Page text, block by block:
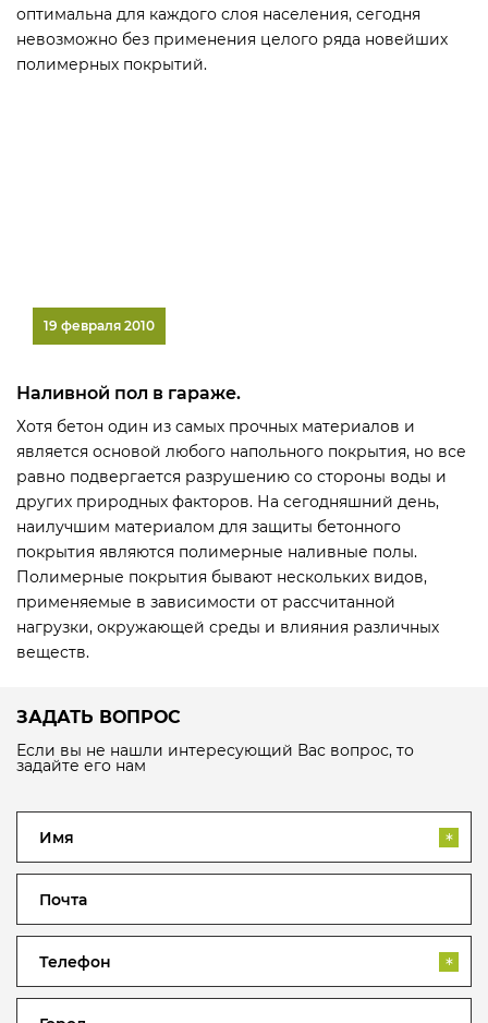
оптимальна для каждого слоя населения, сегодня
невозможно без применения целого ряда новейших
полимерных покрытий.
19 февраля 2010
Наливной пол в гараже.
Хотя бетон один из самых прочных материалов и
является основой любого напольного покрытия, но все
равно подвергается разрушению со стороны воды и
других природных факторов. На сегодняшний день,
наилучшим материалом для защиты бетонного
покрытия являются полимерные наливные полы.
Полимерные покрытия бывают нескольких видов,
применяемые в зависимости от рассчитанной
нагрузки, окружающей среды и влияния различных
веществ.
ЗАДАТЬ ВОПРОС
Если вы не нашли интересующий Вас вопрос, то
задайте его нам
*
*